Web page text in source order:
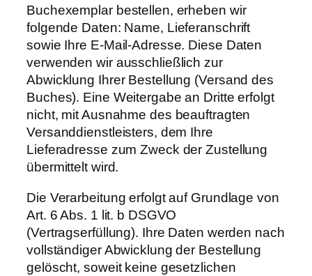
Buchexemplar bestellen, erheben wir
folgende Daten: Name, Lieferanschrift
sowie Ihre E-Mail-Adresse. Diese Daten
verwenden wir ausschließlich zur
Abwicklung Ihrer Bestellung (Versand des
Buches). Eine Weitergabe an Dritte erfolgt
nicht, mit Ausnahme des beauftragten
Versanddienstleisters, dem Ihre
Lieferadresse zum Zweck der Zustellung
übermittelt wird.
Die Verarbeitung erfolgt auf Grundlage von
Art. 6 Abs. 1 lit. b DSGVO
(Vertragserfüllung). Ihre Daten werden nach
vollständiger Abwicklung der Bestellung
gelöscht, soweit keine gesetzlichen